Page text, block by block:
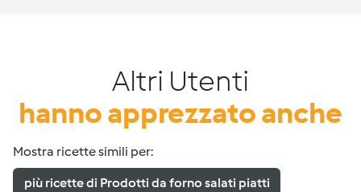
Altri Utenti
hanno apprezzato anche
Mostra ricette simili per:
più ricette di Prodotti da forno salati piatti